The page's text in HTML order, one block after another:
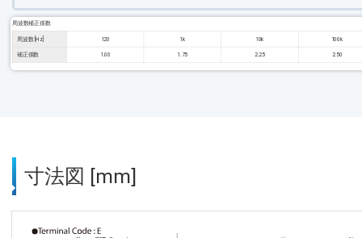
周波数補正係数
周波数 [Hz] 120 1k 10k 100k
補正係数 1.00 1.75 2.25 2.50
寸法図 [mm]